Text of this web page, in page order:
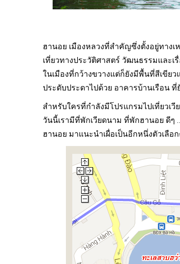
ฮานอย เมืองหลวงที่สำคัญซึ่งตั้งอยู่ทางเ
เที่ยวทางประวัติศาสตร์ วัฒนธรรมและเ
ในเมืองที่กว้างขวางแต่ก็ยังมีพื้นที่สีเขีย
ประดับประดาไปด้วย อาคารบ้านเรือน
สำหรับใครที่กำลังมีโปรแกรมไปเที่ยวเวี
วันนี้เรามีที่พักเวียดนาม ที่พักฮานอย ดีๆ
ฮานอย มาแนะนำเผื่อเป็นอีกหนึ่งตัวเลือ